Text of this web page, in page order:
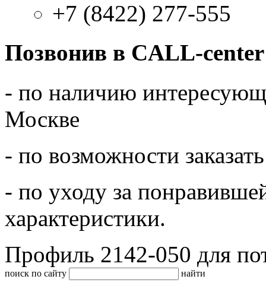
+7 (8422) 277-555
Позвонив в CALL-
- по наличию
Москве
- по возможности
- по уходу за
характеристики.
Профиль 2142-050 для
поиск по сайту найти